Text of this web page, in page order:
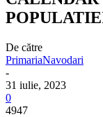
De către
PrimariaNavodari
-
31 iulie, 2023
0
4947